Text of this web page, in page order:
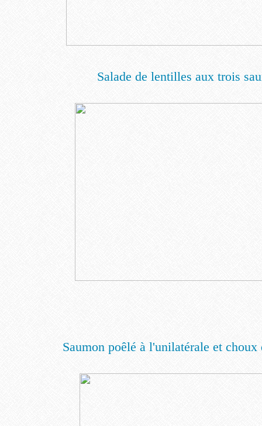
Salade de lentilles aux trois
Saumon poêlé à l'unilatérale et choux